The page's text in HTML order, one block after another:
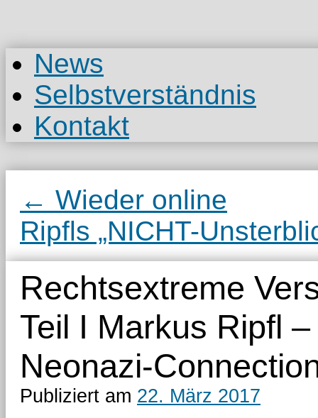
News
Selbstverständnis
Kontakt
← Wieder online
Ripfls „NICHT-
Rechtsextreme
Teil I Markus Ripfl
Neonazi-
Publiziert am 22. März 2017